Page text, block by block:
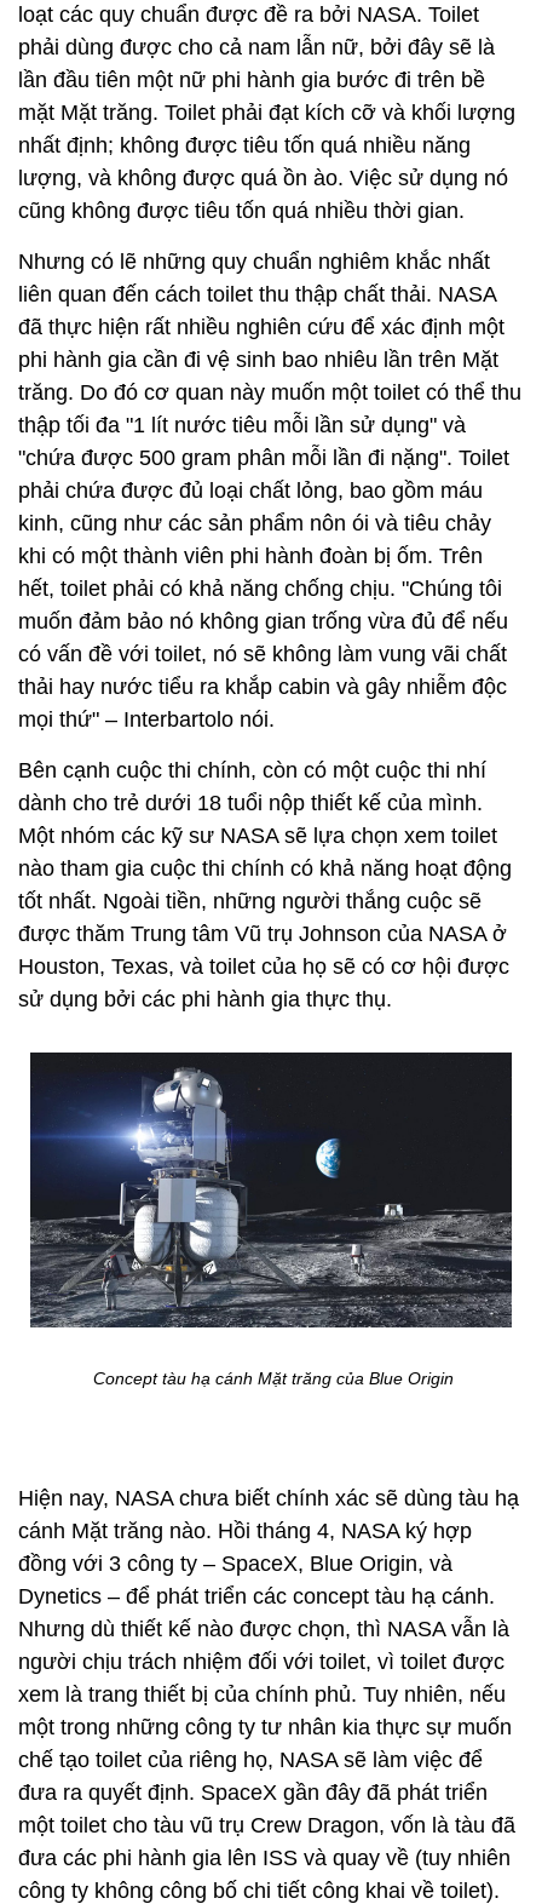
loạt các quy chuẩn được đề ra bởi NASA. Toilet
phải dùng được cho cả nam lẫn nữ, bởi đây sẽ là
lần đầu tiên một nữ phi hành gia bước đi trên bề
mặt Mặt trăng. Toilet phải đạt kích cỡ và khối lượng
nhất định; không được tiêu tốn quá nhiều năng
lượng, và không được quá ồn ào. Việc sử dụng nó
cũng không được tiêu tốn quá nhiều thời gian.
Nhưng có lẽ những quy chuẩn nghiêm khắc nhất
liên quan đến cách toilet thu thập chất thải. NASA
đã thực hiện rất nhiều nghiên cứu để xác định một
phi hành gia cần đi vệ sinh bao nhiêu lần trên Mặt
trăng. Do đó cơ quan này muốn một toilet có thể thu
thập tối đa "1 lít nước tiêu mỗi lần sử dụng" và
"chứa được 500 gram phân mỗi lần đi nặng". Toilet
phải chứa được đủ loại chất lỏng, bao gồm máu
kinh, cũng như các sản phẩm nôn ói và tiêu chảy
khi có một thành viên phi hành đoàn bị ốm. Trên
hết, toilet phải có khả năng chống chịu. "Chúng tôi
muốn đảm bảo nó không gian trống vừa đủ để nếu
có vấn đề với toilet, nó sẽ không làm vung vãi chất
thải hay nước tiểu ra khắp cabin và gây nhiễm độc
mọi thứ" – Interbartolo nói.
Bên cạnh cuộc thi chính, còn có một cuộc thi nhí
dành cho trẻ dưới 18 tuổi nộp thiết kế của mình.
Một nhóm các kỹ sư NASA sẽ lựa chọn xem toilet
nào tham gia cuộc thi chính có khả năng hoạt động
tốt nhất. Ngoài tiền, những người thắng cuộc sẽ
được thăm Trung tâm Vũ trụ Johnson của NASA ở
Houston, Texas, và toilet của họ sẽ có cơ hội được
sử dụng bởi các phi hành gia thực thụ.
Concept tàu hạ cánh Mặt trăng của Blue Origin
Hiện nay, NASA chưa biết chính xác sẽ dùng tàu hạ
cánh Mặt trăng nào. Hồi tháng 4, NASA ký hợp
đồng với 3 công ty – SpaceX, Blue Origin, và
Dynetics – để phát triển các concept tàu hạ cánh.
Nhưng dù thiết kế nào được chọn, thì NASA vẫn là
người chịu trách nhiệm đối với toilet, vì toilet được
xem là trang thiết bị của chính phủ. Tuy nhiên, nếu
một trong những công ty tư nhân kia thực sự muốn
chế tạo toilet của riêng họ, NASA sẽ làm việc để
đưa ra quyết định. SpaceX gần đây đã phát triển
một toilet cho tàu vũ trụ Crew Dragon, vốn là tàu đã
đưa các phi hành gia lên ISS và quay về (tuy nhiên
công ty không công bố chi tiết công khai về toilet).